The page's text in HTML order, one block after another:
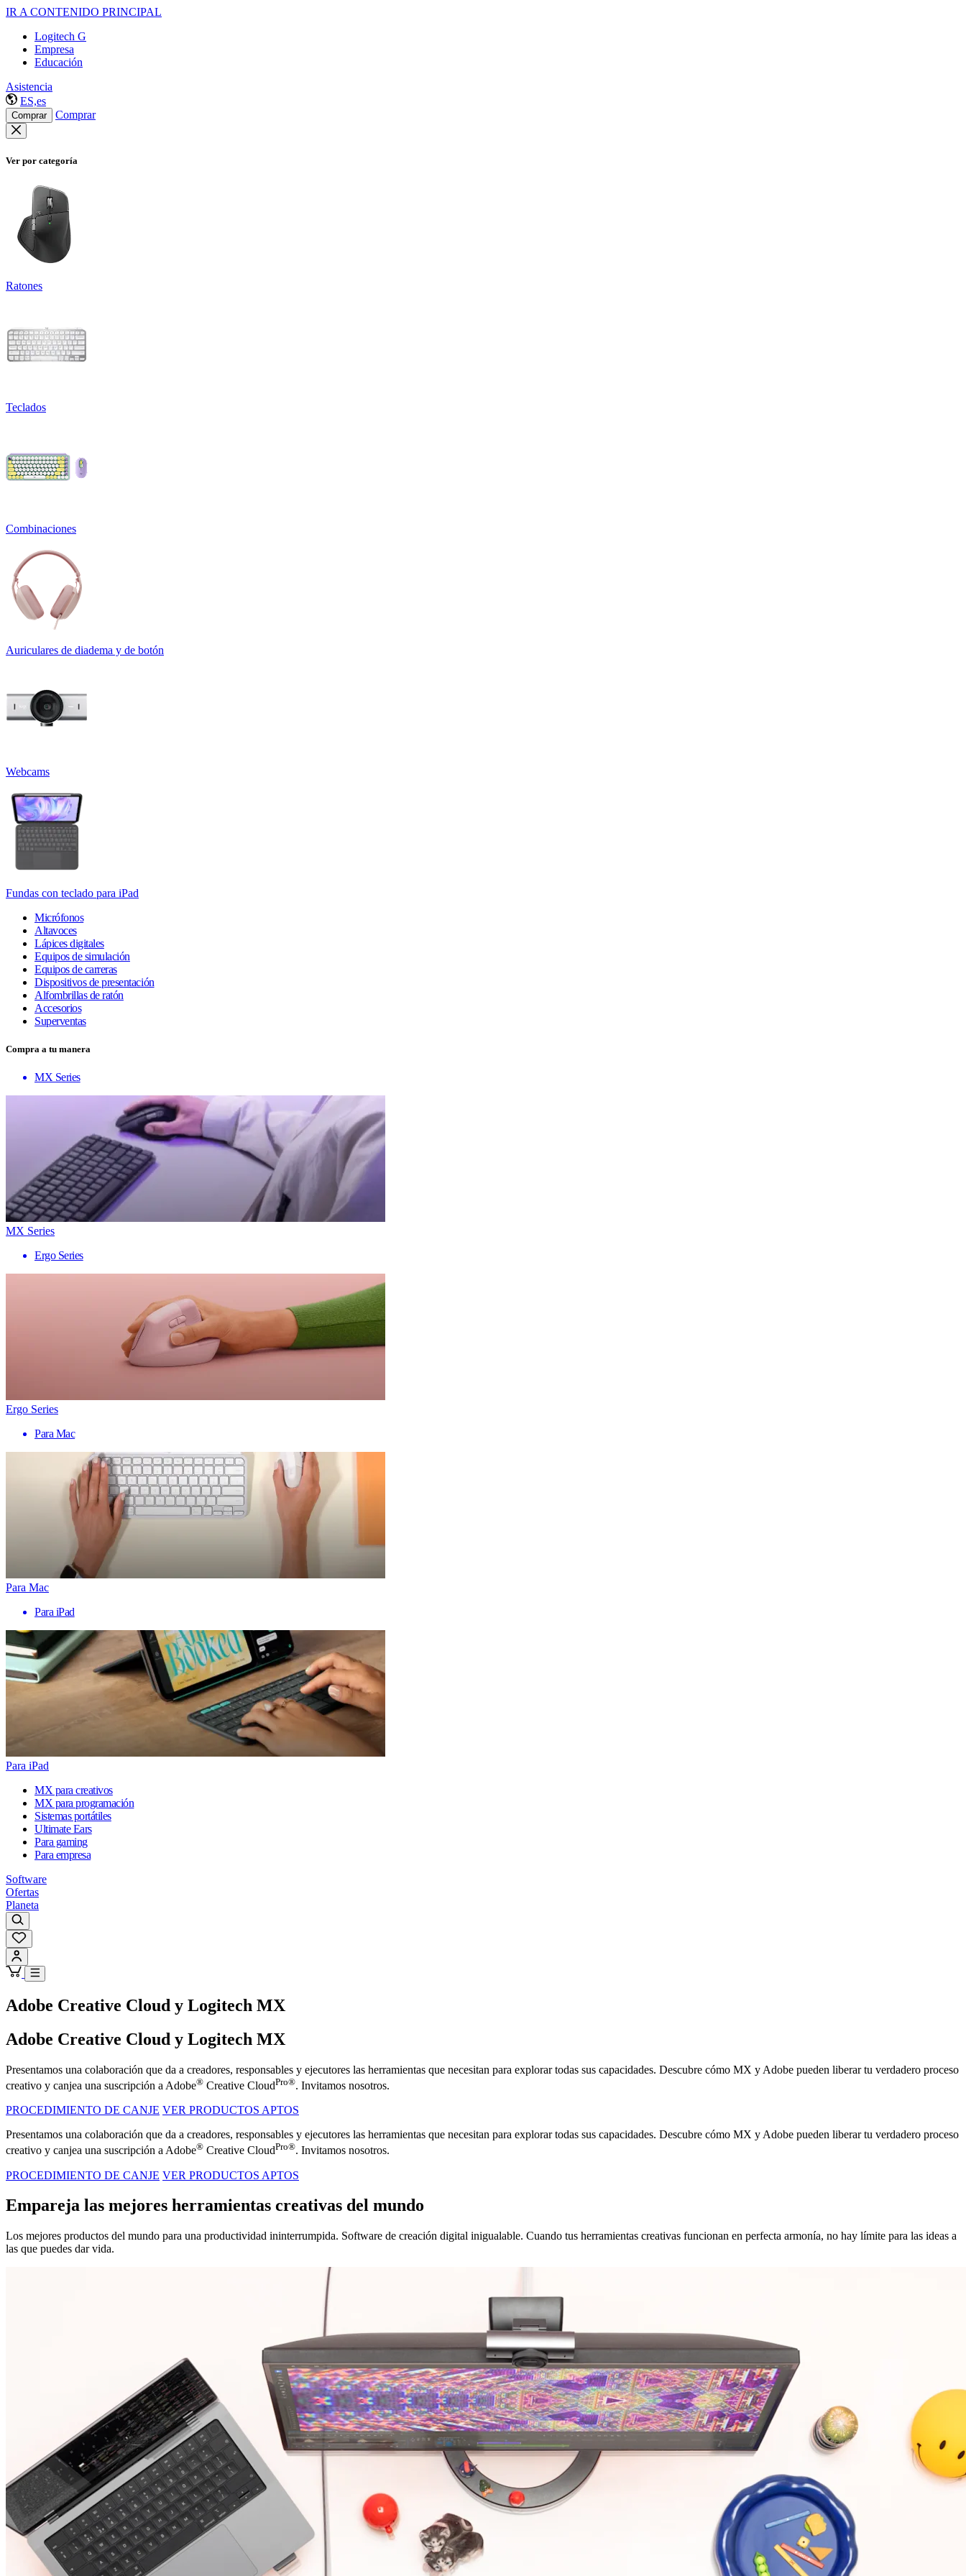
IR A CONTENIDO PRINCIPAL
Logitech G
Empresa
Educación
Asistencia
ES,es
Comprar Comprar
Ver por categoría
Ratones
Teclados
Combinaciones
Auriculares de diadema y de botón
Webcams
Fundas con teclado para iPad
Micrófonos
Altavoces
Lápices digitales
Equipos de simulación
Equipos de carreras
Dispositivos de presentación
Alfombrillas de ratón
Accesorios
Superventas
Compra a tu manera
MX Series
MX Series
Ergo Series
Ergo Series
Para Mac
Para Mac
Para iPad
Para iPad
MX para creativos
MX para programación
Sistemas portátiles
Ultimate Ears
Para gaming
Para empresa
Software
Ofertas
Planeta
Adobe Creative Cloud y Logitech MX
Adobe Creative Cloud y Logitech MX
Presentamos una colaboración que da a creadores, responsables y ejecutores las herramientas que necesitan para explorar todas sus capacidades. Descubre cómo MX y Adobe pueden liberar tu verdadero proceso
creativo y canjea una suscripción a Adobe® Creative CloudPro®. Invitamos nosotros.
PROCEDIMIENTO DE CANJE VER PRODUCTOS APTOS
Presentamos una colaboración que da a creadores, responsables y ejecutores las herramientas que necesitan para explorar todas sus capacidades. Descubre cómo MX y Adobe pueden liberar tu verdadero proceso
creativo y canjea una suscripción a Adobe® Creative CloudPro®. Invitamos nosotros.
PROCEDIMIENTO DE CANJE VER PRODUCTOS APTOS
Empareja las mejores herramientas creativas del mundo
Los mejores productos del mundo para una productividad ininterrumpida. Software de creación digital inigualable. Cuando tus herramientas creativas funcionan en perfecta armonía, no hay límite para las ideas a
las que puedes dar vida.